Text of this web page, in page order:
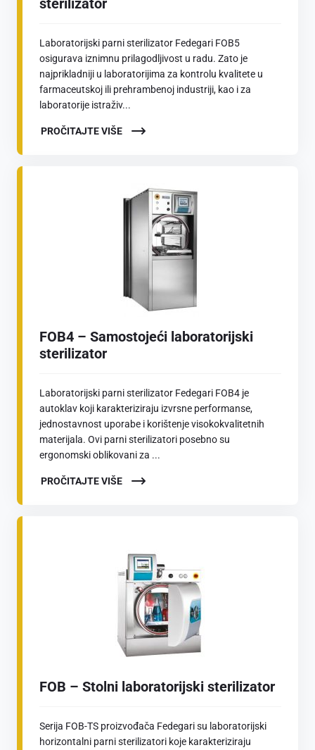
sterilizator
Laboratorijski parni sterilizator Fedegari FOB5
osigurava iznimnu prilagodljivost u radu. Zato je
najprikladniji u laboratorijima za kontrolu kvalitete u
farmaceutskoj ili prehrambenoj industriji, kao i za
laboratorije istraživ...
PROČITAJTE VIŠE
FOB4 – Samostojeći laboratorijski
sterilizator
Laboratorijski parni sterilizator Fedegari FOB4 je
autoklav koji karakteriziraju izvrsne performanse,
jednostavnost uporabe i korištenje visokokvalitetnih
materijala. Ovi parni sterilizatori posebno su
ergonomski oblikovani za ...
PROČITAJTE VIŠE
FOB – Stolni laboratorijski sterilizator
Serija FOB-TS proizvođača Fedegari su laboratorijski
horizontalni parni sterilizatori koje karakteriziraju